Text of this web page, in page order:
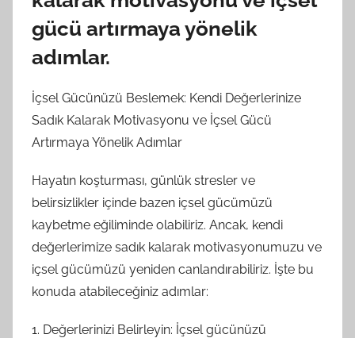
gücü artırmaya yönelik
adımlar.
İçsel Gücünüzü Beslemek: Kendi Değerlerinize
Sadık Kalarak Motivasyonu ve İçsel Gücü
Artırmaya Yönelik Adımlar
Hayatın koşturması, günlük stresler ve
belirsizlikler içinde bazen içsel gücümüzü
kaybetme eğiliminde olabiliriz. Ancak, kendi
değerlerimize sadık kalarak motivasyonumuzu ve
içsel gücümüzü yeniden canlandırabiliriz. İşte bu
konuda atabileceğiniz adımlar:
1. Değerlerinizi Belirleyin: İçsel gücünüzü